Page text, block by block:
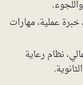
عملية، مهارات
نظام رعاية